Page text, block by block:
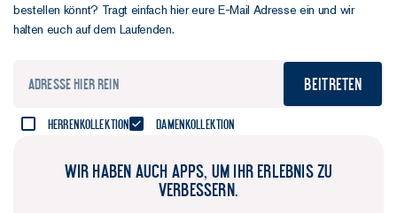
bestellen könnt? Tragt einfach hier eure E-Mail Adresse ein und wir
halten euch auf dem Laufenden.
Beitreten
Herrenkollektion Damenkollektion
WIR HABEN AUCH APPS, UM IHR ERLEBNIS ZU
VERBESSERN.